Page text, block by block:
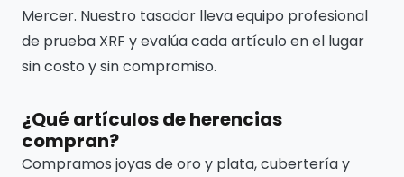
Mercer. Nuestro tasador lleva equipo profesional
de prueba XRF y evalúa cada artículo en el lugar
sin costo y sin compromiso.
¿Qué artículos de herencias
compran?
Compramos joyas de oro y plata, cubertería y